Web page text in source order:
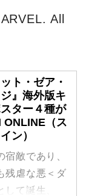
レット・ゼ
All
ト・ゼア・
』海外版キ
ター４種が
ONLINE（ス
ン）
宿敵であり、
残虐な悪＜ダ
して誕生、